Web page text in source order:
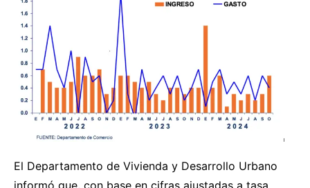
El Departamento de Vivienda y Desarrollo Urbano